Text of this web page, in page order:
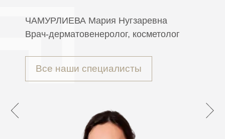
ЧАМУРЛИЕВА Мария Нугзаревна
Врач-дерматовенеролог, косметолог
Все наши специалисты